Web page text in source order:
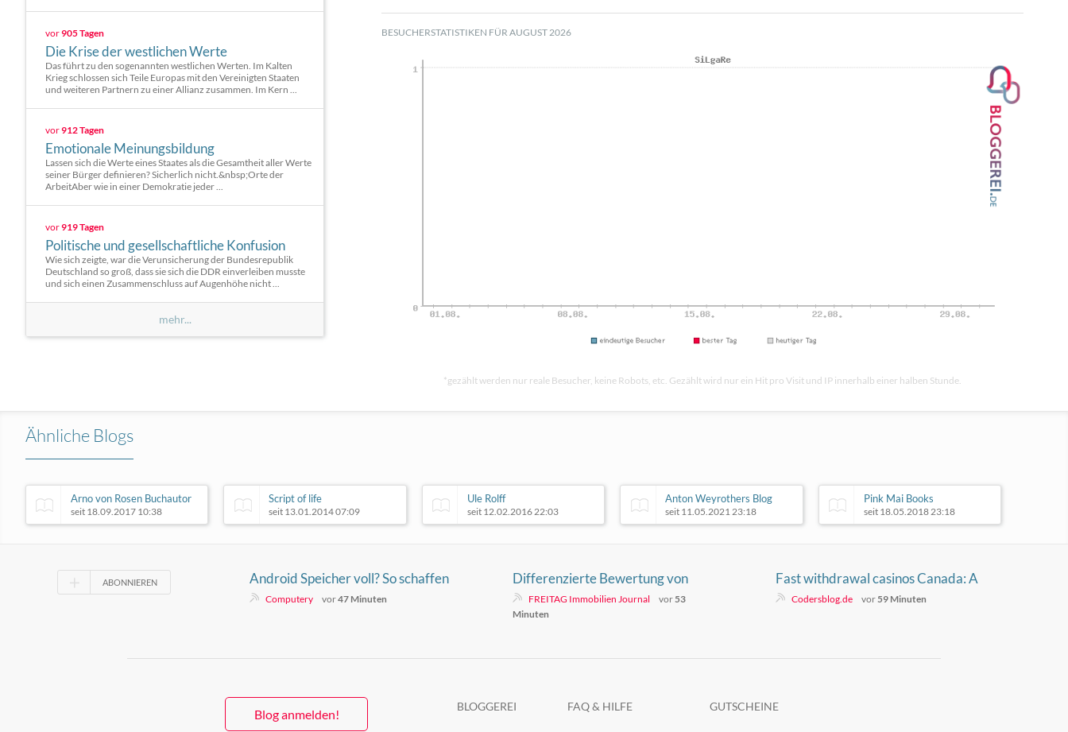
vor905 Tagen
Die Krise der westlichen Werte
Das führt zu den sogenannten westlichen Werten. Im Kalten
Krieg schlossen sich Teile Europas mit den Vereinigten Staaten
und weiteren Partnern zu einer Allianz zusammen. Im Kern ...
vor912 Tagen
Emotionale Meinungsbildung
Lassen sich die Werte eines Staates als die Gesamtheit aller Werte
seiner Bürger definieren? Sicherlich nicht.&nbsp;Orte der
ArbeitAber wie in einer Demokratie jeder ...
vor919 Tagen
Politische und gesellschaftliche Konfusion
Wie sich zeigte, war die Verunsicherung der Bundesrepublik
Deutschland so groß, dass sie sich die DDR einverleiben musste
und sich einen Zusammenschluss auf Augenhöhe nicht ...
mehr...
BESUCHERSTATISTIKEN FÜR AUGUST 2026
*gezählt werden nur reale Besucher, keine Robots, etc. Gezählt wird nur ein Hit pro Visit und IP innerhalb einer halben Stunde.
Ähnliche Blogs
Arno von Rosen Buchautor
seit 18.09.2017 10:38
Script of life
seit 13.01.2014 07:09
Ule Rolff
seit 12.02.2016 22:03
Anton Weyrothers Blog
seit 11.05.2021 23:18
Pink Mai Books
seit 18.05.2018 23:18
ABONNIEREN
Android Speicher voll? So schaffen
Sie schnell Platz
Computery vor47 Minuten
Differenzierte Bewertung von
Immobilienwerten in volatilen
Marktphasen
FREITAG Immobilien Journal vor53
Minuten
Fast withdrawal casinos Canada: A
review of popular games and
Codersblog.de vor59 Minuten
Blog anmelden!
BLOGGEREI FAQ & HILFE GUTSCHEINE